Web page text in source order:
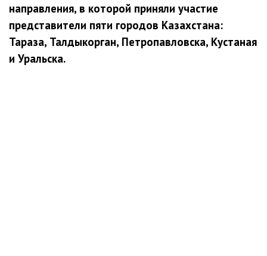
направления, в которой приняли участие
представители пяти городов Казахстана:
Тараза, Талдыкорган, Петропавловска, Кустаная
и Уральска.